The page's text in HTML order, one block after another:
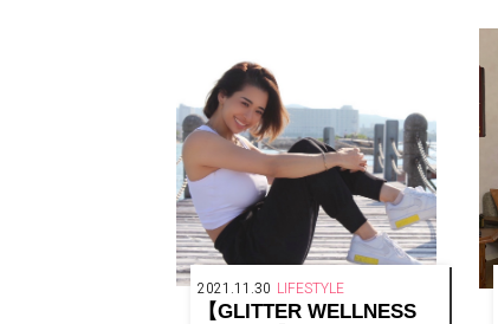
2021.11.30 LIFESTYLE
【GLITTER WELLNESS